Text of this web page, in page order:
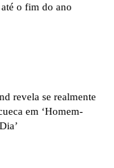
o fim do ano
revela se realmente
em ‘Homem-